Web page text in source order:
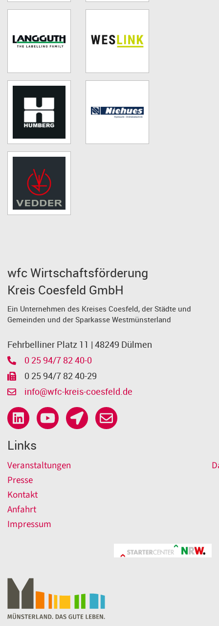
wfc Wirtschaftsförderung
Kreis Coesfeld GmbH
Ein Unternehmen des Kreises Coesfeld, der Städte und
Gemeinden und der Sparkasse Westmünsterland
Fehrbelliner Platz 11 | 48249 Dülmen
0 25 94/7 82 40-0
0 25 94/7 82 40-29
info@wfc-kreis-coesfeld.de
Links
Veranstaltungen
Presse
Kontakt
Anfahrt
Impressum